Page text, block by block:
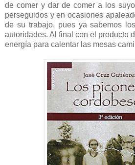
de comer y dar de comer a los
perseguidos y en ocasiones
de su trabajo, pues ya sabemos
autoridades. Al final con el producto
energía para calentar las mesas